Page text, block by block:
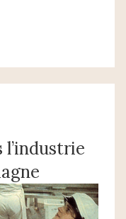
l’industrie